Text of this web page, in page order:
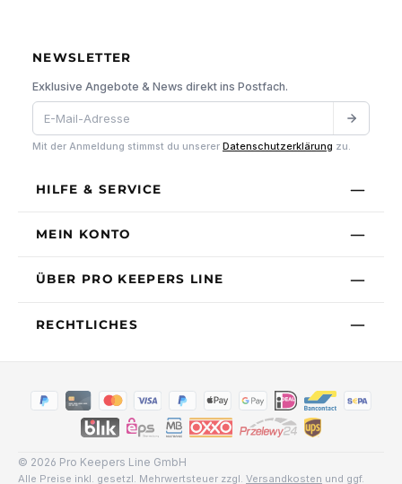
NEWSLETTER
Exklusive Angebote & News direkt ins Postfach.
Mit der Anmeldung stimmst du unserer Datenschutzerklärung zu.
HILFE & SERVICE
MEIN KONTO
ÜBER PRO KEEPERS LINE
RECHTLICHES
© 2026 Pro Keepers Line GmbH
Alle Preise inkl. gesetzl. Mehrwertsteuer zzgl. Versandkosten und ggf.